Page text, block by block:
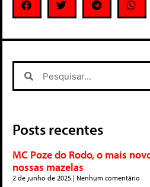
Posts recentes
MC Poze do Rodo, o mais
nossas mazelas
2 de junho de 2025 Nenhum comentário